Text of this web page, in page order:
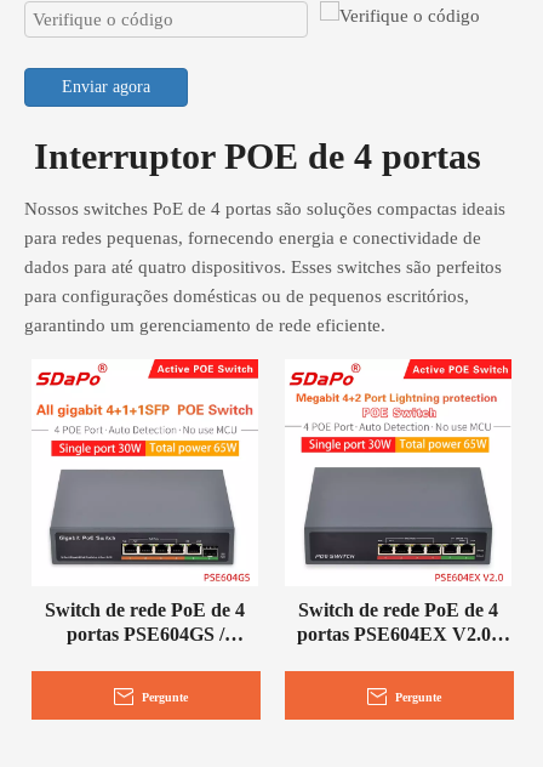
Enviar agora
Interruptor POE de 4 portas
Nossos switches PoE de 4 portas são soluções compactas ideais
para redes pequenas, fornecendo energia e conectividade de
dados para até quatro dispositivos. Esses switches são perfeitos
para configurações domésticas ou de pequenos escritórios,
garantindo um gerenciamento de rede eficiente.
Switch de rede PoE de 4
portas PSE604GS /
Pergunte
Switch de rede PoE de 4
portas PSE604EX V2.0 /
Pergunte